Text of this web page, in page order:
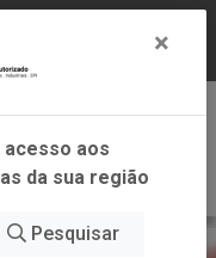
GERAIS.
×
acesso aos
da sua região
Pesquisar